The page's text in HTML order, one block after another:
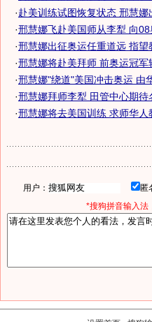
·赴美训练试图恢复状态 邢慧娜
·邢慧娜飞赴美国师从李犁 向08
·邢慧娜出征奥运任重道远 指望
·邢慧娜将赴美拜师 前奥运冠军
·邢慧娜"绕道"美国冲击奥运 由
·邢慧娜拜师李犁 田管中心期待
·邢慧娜将去美国训练 求师华人
用户：
*搜狗拼音输入法